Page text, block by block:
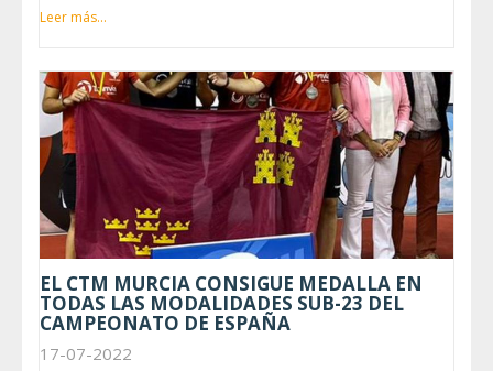
Leer más...
EL CTM MURCIA CONSIGUE MEDALLA EN
TODAS LAS MODALIDADES SUB-23 DEL
CAMPEONATO DE ESPAÑA
17-07-2022